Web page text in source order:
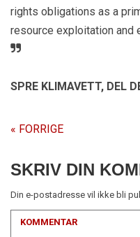
rights obligations as a
resource exploitation and
SPRE KLIMAVETT, DEL
« FORRIGE
SKRIV DIN
Din e-postadresse vil ikke bli
KOMMENTAR